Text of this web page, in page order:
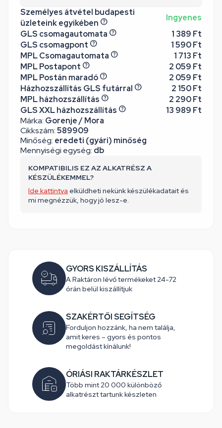
Márka: Gorenje / Mora
Cikkszám:589909
Minőség: eredeti (gyári) minőség
Mennyiségi egység: db
Személyes átvétel budapesti
üzleteink egyikében
Ingyenes
GLS csomagautomata
1 389 Ft
GLS csomagpont
1 590 Ft
MPL Csomagautomata
1 713 Ft
MPL Postapont
2 059 Ft
MPL Postán maradó
2 059 Ft
Házhozszállítás GLS futárral
2 150 Ft
MPL házhozszállítás
2 290 Ft
GLS XXL házhozszállítás
13 989 Ft
KOMPATIBILIS EZ AZ ALKATRÉSZ A
KÉSZÜLÉKEMMEL?
Ide kattintva elküldheti nekünk készülékadatait és
mi megnézzük, hogy jó lesz-e.
GYORS KISZÁLLÍTÁS
A Raktáron lévő termékeket 24-72
órán belül kiszállítjuk
SZAKÉRTŐI SEGÍTSÉG
Forduljon hozzánk, ha nem találja,
amit keres – gyors és pontos
megoldást kínálunk!
ÓRIÁSI RAKTÁRKÉSZLET
Több mint 20 000 különböző
alkatrészt tartunk készleten